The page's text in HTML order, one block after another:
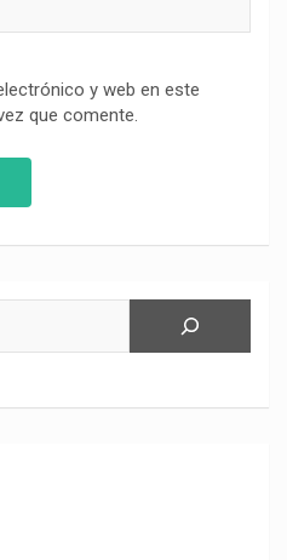
y web en este
que comente.